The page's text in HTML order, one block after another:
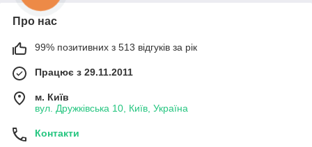
Про нас
99% позитивних з 513 відгуків за рік
Працює з 29.11.2011
м. Київ
вул. Дружківська 10, Київ, Україна
Контакти